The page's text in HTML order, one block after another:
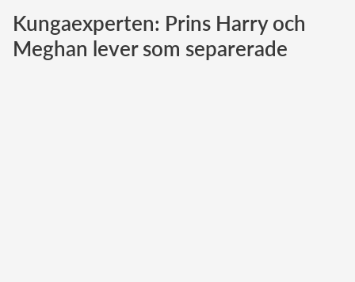
Norska kungahuset
Danska kungahuset
Kungaexperten: Prins Harry och
Meghan lever som separerade